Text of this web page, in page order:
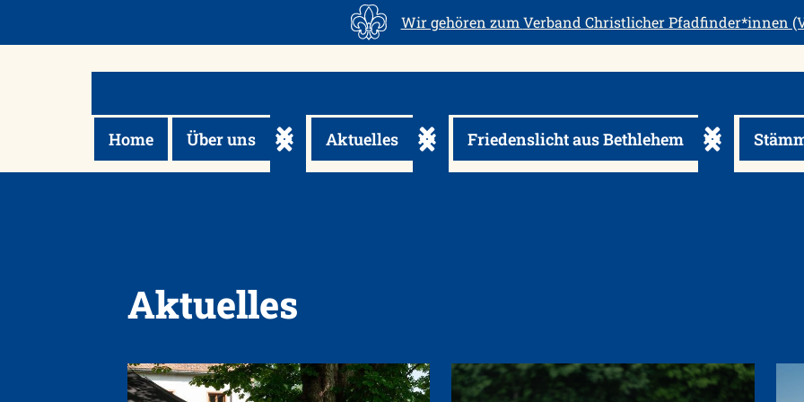
Wir gehören zum Verband Christlicher Pfadfinder*innen
Home Über uns Untermenü ein-/ausklappen
Aktuelles Untermenü ein-/ausklappen
Friedenslicht aus Bethlehem Untermenü
Aktuelles